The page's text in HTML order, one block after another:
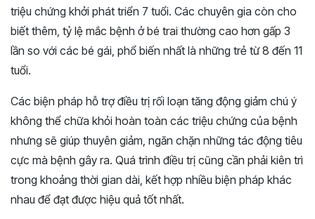
triệu chứng khởi phát triển 7 tuổi. Các chuyên gia còn cho
biết thêm, tỷ lệ mắc bệnh ở bé trai thường cao hơn gấp 3
lần so với các bé gái, phổ biến nhất là những trẻ từ 8 đến 11
tuổi.
Các biện pháp hỗ trợ điều trị rối loạn tăng động giảm chú ý
không thể chữa khỏi hoàn toàn các triệu chứng của bệnh
nhưng sẽ giúp thuyên giảm, ngăn chặn những tác động tiêu
cực mà bệnh gây ra. Quá trình điều trị cũng cần phải kiên trì
trong khoảng thời gian dài, kết hợp nhiều biện pháp khác
nhau để đạt được hiệu quả tốt nhất.